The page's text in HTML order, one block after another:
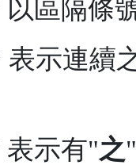
以區隔條
表示連續
表示有"之